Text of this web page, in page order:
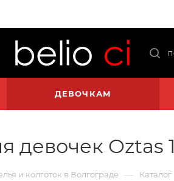
ДЕВОЧКАМ
девочек Oztas
и колготок в Волгограде — Каталог